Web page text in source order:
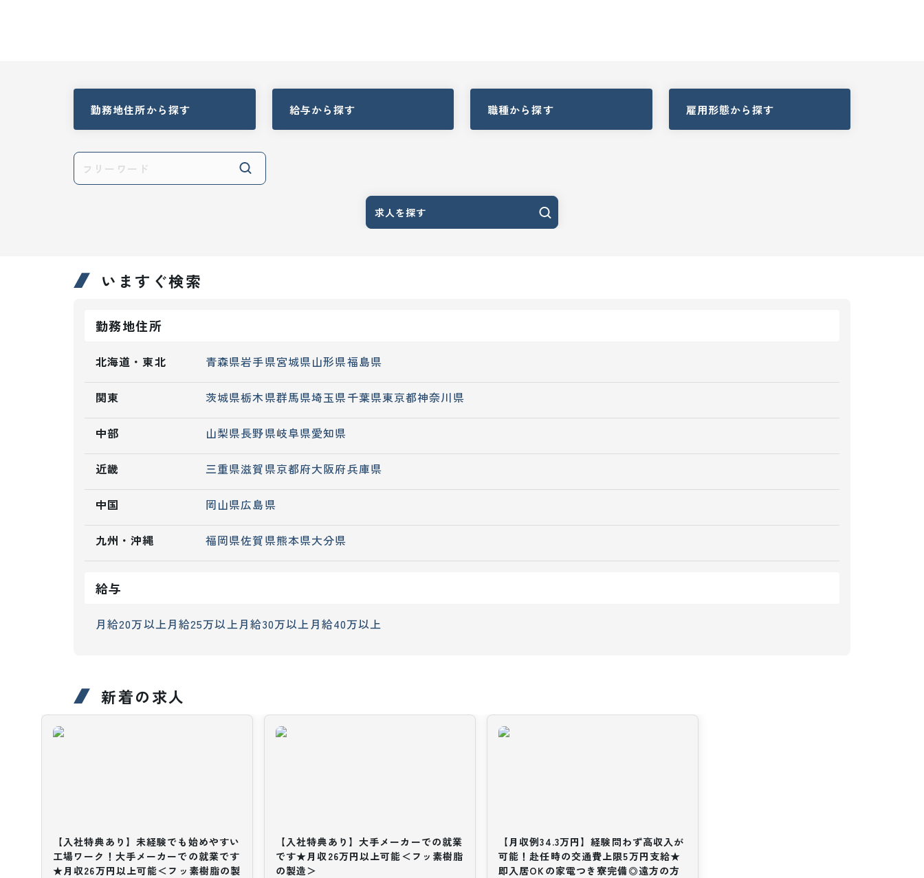
勤務地住所から探す 給与から探す 職種から探す 雇用形態から探す
求人を探す
いますぐ検索
勤務地住所
北海道・東北 青森県岩手県宮城県山形県福島県
関東 茨城県栃木県群馬県埼玉県千葉県東京都神奈川県
中部 山梨県長野県岐阜県愛知県
近畿 三重県滋賀県京都府大阪府兵庫県
中国 岡山県広島県
九州・沖縄 福岡県佐賀県熊本県大分県
給与
月給20万以上月給25万以上月給30万以上月給40万以上
新着の求人
【入社特典あり】未経験でも始めやすい
工場ワーク！大手メーカーでの就業です
★月収26万円以上可能＜フッ素樹脂の製
【入社特典あり】大手メーカーでの就業
です★月収26万円以上可能＜フッ素樹脂
の製造＞
【月収例34.3万円】経験問わず高収入が
可能！赴任時の交通費上限5万円支給★
即入居OKの家電つき寮完備◎遠方の方